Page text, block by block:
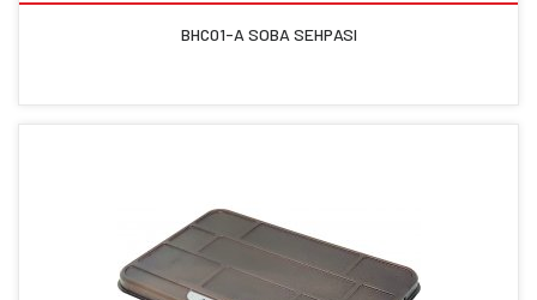
BHC01-A SOBA SEHPASI